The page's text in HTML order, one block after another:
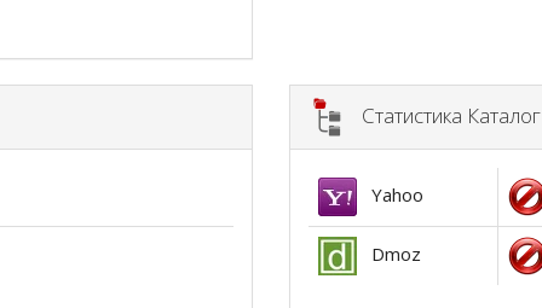
Статистика
Yahoo
Dmoz